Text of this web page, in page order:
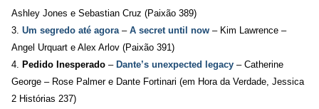
Ashley Jones e Sebastian Cruz (Paixão 389)
3. Um segredo até agora – A secret until now – Kim Lawrence –
Angel Urquart e Alex Arlov (Paixão 391)
4.
Pedido Inesperado – Dante’s unexpected legacy – Catherine
George – Rose Palmer e Dante Fortinari (em Hora da Verdade, Jessica
2 Histórias 237)